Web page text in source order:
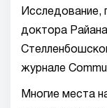
Исследование,
доктора
журнале
Многие места